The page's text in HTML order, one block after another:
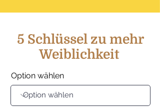
5 Schlüssel zu mehr
Weiblichkeit
Option wählen